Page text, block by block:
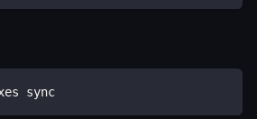
sync